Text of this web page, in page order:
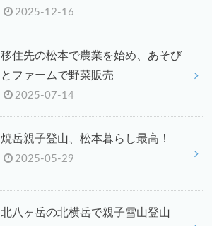
2025-12-16
移住先の松本で農業を始め、あそび
とファームで野菜販売
2025-07-14
焼岳親子登山、松本暮らし最高！
2025-05-29
北八ヶ岳の北横岳で親子雪山登山